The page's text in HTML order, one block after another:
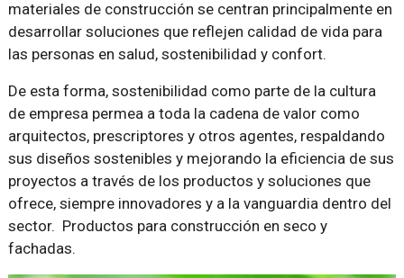
materiales de construcción se centran principalmente en
desarrollar soluciones que reflejen calidad de vida para
las personas en salud, sostenibilidad y confort.
De esta forma, sostenibilidad como parte de la cultura
de empresa permea a toda la cadena de valor como
arquitectos, prescriptores y otros agentes, respaldando
sus diseños sostenibles y mejorando la eficiencia de sus
proyectos a través de los productos y soluciones que
ofrece, siempre innovadores y a la vanguardia dentro del
sector. Productos para construcción en seco y
fachadas.